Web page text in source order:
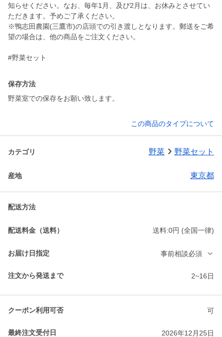
知らせください。なお、毎年1月、及び2月は、お休みとさせてい
ただきます。予めご了承ください。
※鴨志田農園(三鷹市)の店頭での引き渡しとなります。郵送をご希
望の場合は、他の商品をご注文ください。
#野菜セット
保存方法
野菜室での保存をお願い致します。
この商品のタイプについて
カテゴリ 野菜 野菜セット
産地 東京都
配送方法
配送料金（送料） 送料:0円 (全国一律)
お届け日指定 事前相談必須
注文から発送まで 2~16日
クーポン利用可否 可
最終注文受付日 2026年12月25日